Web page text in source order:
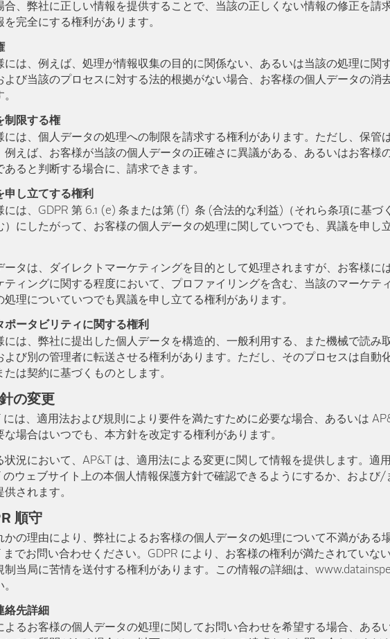
合、弊社に正しい情報を提供することで、当該の正しくない情報の修正を請
を完全にする権利があります。
には、例えば、処理が情報収集の目的に関係ない、あるいは当該の処理に関
よび当該のプロセスに対する法的根拠がない場合、お客様の個人データの消
制限する権
には、個人データの処理への制限を請求する権利があります。ただし、保管
例えば、お客様が当該の個人データの正確さに異議がある、あるいはお客様
あると判断する場合に、請求できます。
申し立てする権利
には、GDPR 第 6.1 (e) 条または第 (f) 条 (合法的な利益)（それら条項に基づ
）にしたがって、お客様の個人データの処理に関していつでも、異議を申し
ータは、ダイレクトマーケティングを目的として処理されますが、お客様に
ティングに関する程度において、プロファイリングを含む、当該のマーケテ
処理についていつでも異議を申し立てる権利があります。
ポータビリティに関する権利
には、弊社に提出した個人データを構造的、一般利用する、また機械で読み
よび別の管理者に転送させる権利があります。ただし、そのプロセスは自動
たは契約に基づくものとします。
の変更
には、適用法および規則により要件を満たすために必要な場合、あるいは
な場合はいつでも、本方針を改定する権利があります。
状況において、AP&T は、適用法による変更に関して情報を提供します。適
のウェブサイト上の本個人情報保護方針で確認できるようにするか、および/
供されます。
順守
かの理由により、弊社によるお客様の個人データの処理について不満がある
までお問い合わせください。GDPR により、お客様の権利が満たされていな
制当局に苦情を送付する権利があります。この情報の詳細は、
。
絡先詳細
よるお客様の個人データの処理に関してお問い合わせを希望する場合、ある